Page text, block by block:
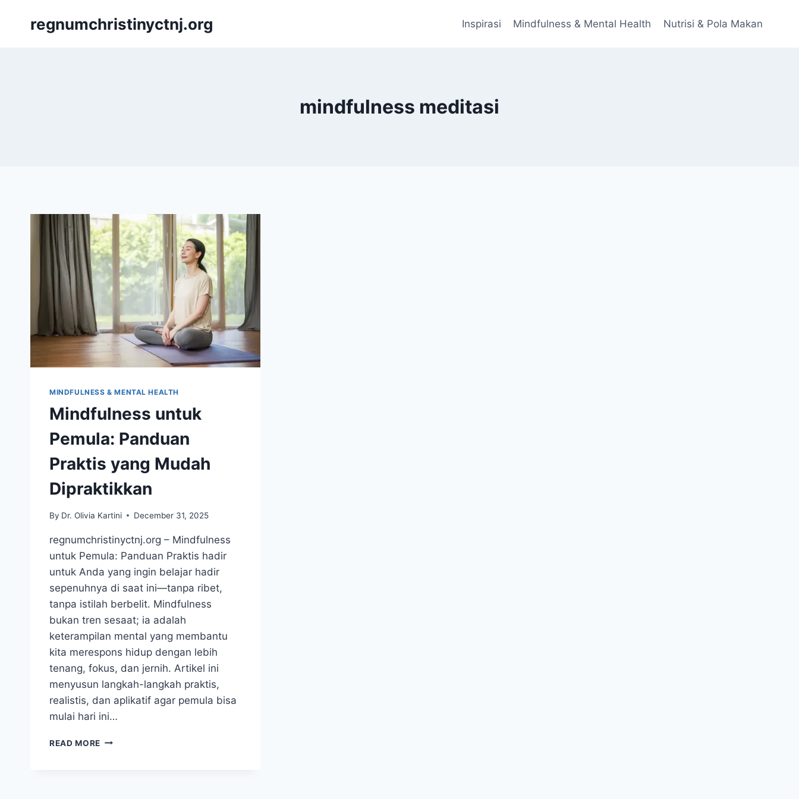
regnumchristinyctnj.org Inspirasi Mindfulness & Mental Health Nutrisi & Pola Makan
mindfulness meditasi
MINDFULNESS & MENTAL HEALTH
Mindfulness untuk
Pemula: Panduan
Praktis yang Mudah
Dipraktikkan
By Dr. Olivia Kartini December 31, 2025
regnumchristinyctnj.org – Mindfulness
untuk Pemula: Panduan Praktis hadir
untuk Anda yang ingin belajar hadir
sepenuhnya di saat ini—tanpa ribet,
tanpa istilah berbelit. Mindfulness
bukan tren sesaat; ia adalah
keterampilan mental yang membantu
kita merespons hidup dengan lebih
tenang, fokus, dan jernih. Artikel ini
menyusun langkah-langkah praktis,
realistis, dan aplikatif agar pemula bisa
mulai hari ini…
READ MORE MINDFULNESS